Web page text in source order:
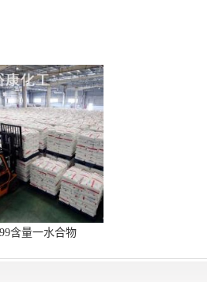
含量一水合物